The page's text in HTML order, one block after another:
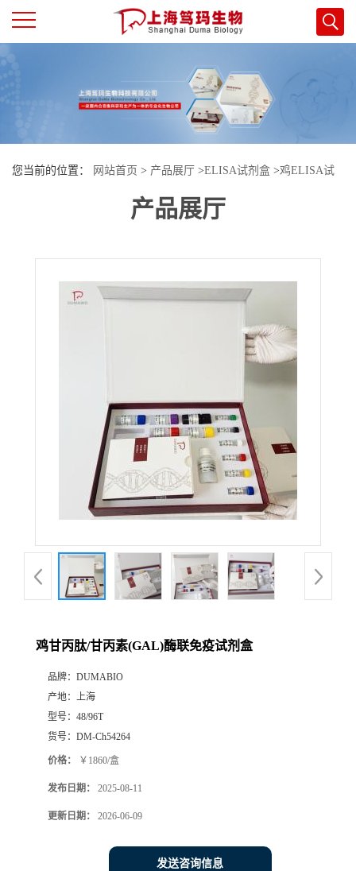
页
司
品
您当前的位置： 网站首页 > 产品展厅 >ELISA试剂盒 >鸡ELISA试
鸡甘丙肽/甘丙素(GAL)酶联免疫试剂盒
产品展厅
鸡甘丙肽/甘丙素(GAL)酶联免疫试剂盒
品牌： DUMABIO
产地： 上海
型号： 48/96T
货号： DM-Ch54264
价格： ￥1860/盒
发布日期： 2025-08-11
更新日期： 2026-06-09
发送咨询信息